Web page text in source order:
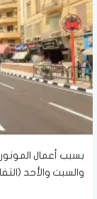
والسبت والأحد